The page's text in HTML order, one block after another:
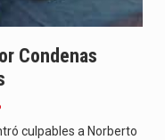
Condenas
culpables a Norberto